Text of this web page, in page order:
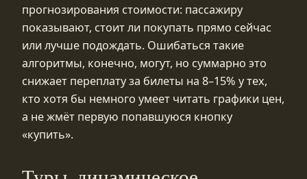
прогнозирования стоимости: пассажиру
показывают, стоит ли покупать прямо сейчас
или лучше подождать. Ошибаться такие
алгоритмы, конечно, могут, но суммарно это
снижает переплату за билеты на 8–15% у тех,
кто хотя бы немного умеет читать графики цен,
а не жмёт первую попавшуюся кнопку
«купить».